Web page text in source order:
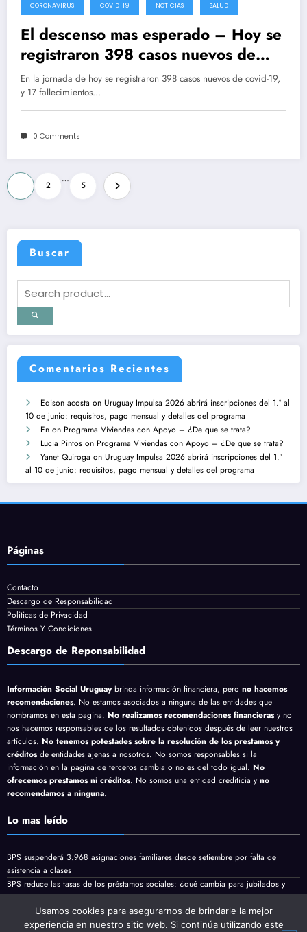
CORONAVIRUS COVID-19 NOTICIAS SALUD
El descenso mas esperado – Hoy se
registraron 398 casos nuevos de
Covid-19
En la jornada de hoy se registraron 398 casos nuevos de covid-19,
y 17 fallecimientos…
0 Comments
Posts
pagination
2
…
5
Buscar
Comentarios Recientes
Edison acosta on Uruguay Impulsa 2026 abrirá inscripciones del 1.º al
10 de junio: requisitos, pago mensual y detalles del programa
En on Programa Viviendas con Apoyo – ¿De que se trata?
Lucia Pintos on Programa Viviendas con Apoyo – ¿De que se trata?
Yanet Quiroga on Uruguay Impulsa 2026 abrirá inscripciones del 1.º
al 10 de junio: requisitos, pago mensual y detalles del programa
Páginas
Contacto
Descargo de Responsabilidad
Politicas de Privacidad
Términos Y Condiciones
Descargo de Reponsabilidad
Información Social Uruguaybrinda información financiera, pero no hacemos
recomendaciones. No estamos asociados a ninguna de las entidades que
nombramos en esta pagina. No realizamos recomendaciones financierasy no
nos hacemos responsables de los resultados obtenidos después de leer nuestros
artículos. No tenemos potestades sobre la resolución de los prestamos y
créditosde entidades ajenas a nosotros. No somos responsables si la
información en la pagina de terceros cambia o no es del todo igual. No
ofrecemos prestamos ni créditos. No somos una entidad crediticia y no
recomendamos a ninguna.
Lo mas leído
BPS suspenderá 3.968 asignaciones familiares desde setiembre por falta de
asistencia a clases
BPS reduce las tasas de los préstamos sociales: ¿qué cambia para jubilados y
pensionistas?
Jubilaciones y pensiones minimas vienen con aumento en Agosto
Usamos cookies para asegurarnos de brindarle la mejor
experiencia en nuestro sitio web. Si continúa utilizando este